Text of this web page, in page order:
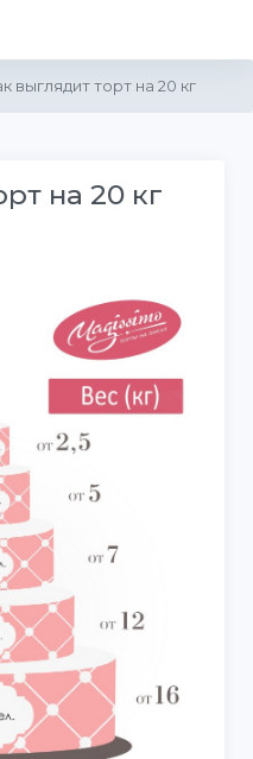
выглядит торт на 20 кг
на 20 кг